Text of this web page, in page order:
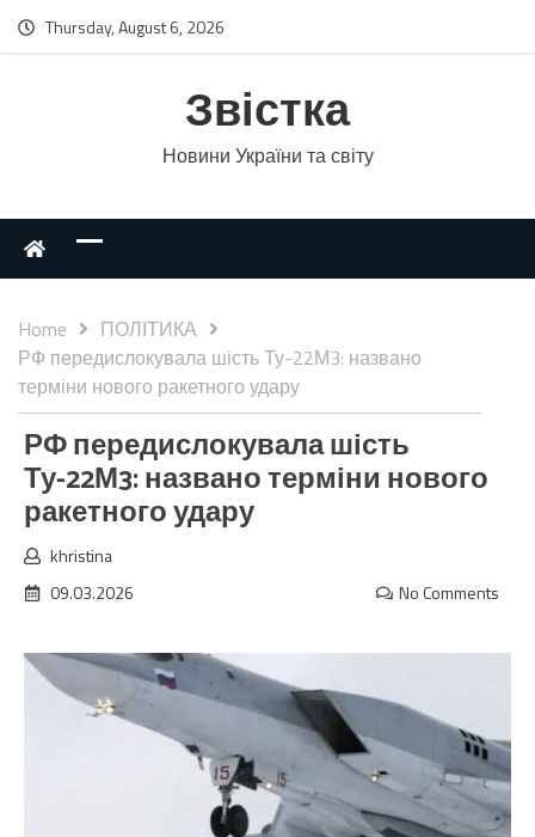
Thursday, August 6, 2026
Звістка
Новини України та світу
Home
ПОЛІТИКА
РФ передислокувала шість Ту-22М3: названо
терміни нового ракетного удару
РФ передислокувала шість
Ту-22М3: названо терміни нового
ракетного удару
khristina
09.03.2026
No Comments